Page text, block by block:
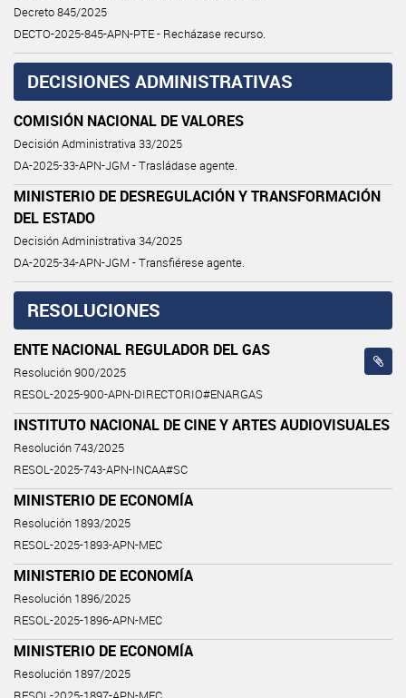
Decreto 845/2025
DECTO-2025-845-APN-PTE - Recházase recurso.
DECISIONES ADMINISTRATIVAS
COMISIÓN NACIONAL DE VALORES
Decisión Administrativa 33/2025
DA-2025-33-APN-JGM - Trasládase agente.
MINISTERIO DE DESREGULACIÓN Y TRANSFORMACIÓN
DEL ESTADO
Decisión Administrativa 34/2025
DA-2025-34-APN-JGM - Transfiérese agente.
RESOLUCIONES
ENTE NACIONAL REGULADOR DEL GAS
Resolución 900/2025
RESOL-2025-900-APN-DIRECTORIO#ENARGAS
INSTITUTO NACIONAL DE CINE Y ARTES AUDIOVISUALES
Resolución 743/2025
RESOL-2025-743-APN-INCAA#SC
MINISTERIO DE ECONOMÍA
Resolución 1893/2025
RESOL-2025-1893-APN-MEC
MINISTERIO DE ECONOMÍA
Resolución 1896/2025
RESOL-2025-1896-APN-MEC
MINISTERIO DE ECONOMÍA
Resolución 1897/2025